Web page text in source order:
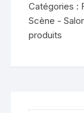
PERE-
NOEL
PERD
Catégories :
Scène -
produits